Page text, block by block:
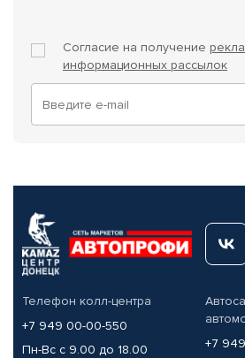
Согласие на получение
информационных рассылок
Телефон колл-центра
+7 949 00-00-550
Пн-Вс с 9.00 до 18.00
+7